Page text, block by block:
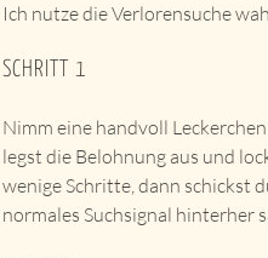
Ich nutze die Verlorensuche
SCHRITT 1
Nimm eine handvoll
legst die Belohnung aus und
wenige Schritte, dann schickst
normales Suchsignal hinterher